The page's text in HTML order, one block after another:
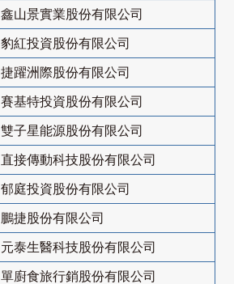
鑫山景實業股份有限公司
豹紅投資股份有限公司
捷躍洲際股份有限公司
賽基特投資股份有限公司
雙子星能源股份有限公司
直接傳動科技股份有限公司
郁庭投資股份有限公司
鵬捷股份有限公司
元泰生醫科技股份有限公司
單廚食旅行銷股份有限公司